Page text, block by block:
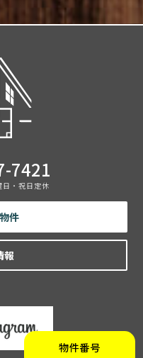
物件番号
7421
・祝日定休
件
報